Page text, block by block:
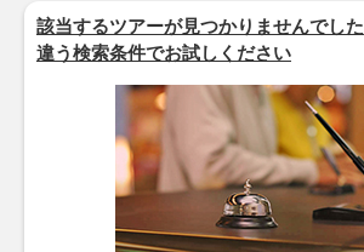
該当するツアーが見つかりませんでした
違う検索条件でお試しください